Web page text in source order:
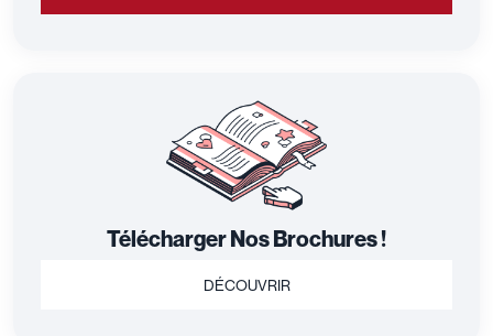
Télécharger Nos Brochures !
DÉCOUVRIR